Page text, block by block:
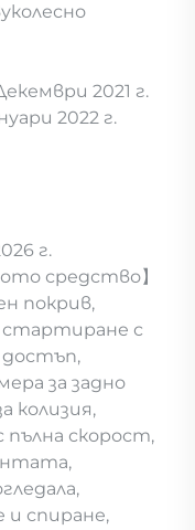
2021 г.
2022 г.
г.
средство】
покрив,
стартиране с
достъп,
за задно
колизия,
пълна скорост,
спиране,